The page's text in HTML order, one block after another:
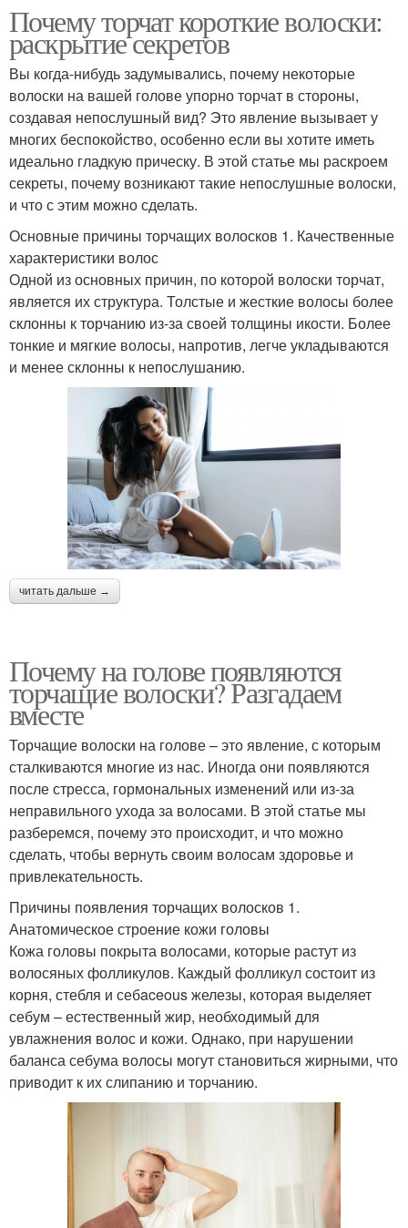
Почему торчат короткие волоски:
раскрытие секретов
Вы когда-нибудь задумывались, почему некоторые
волоски на вашей голове упорно торчат в стороны,
создавая непослушный вид? Это явление вызывает у
многих беспокойство, особенно если вы хотите иметь
идеально гладкую прическу. В этой статье мы раскроем
секреты, почему возникают такие непослушные волоски,
и что с этим можно сделать.
Основные причины торчащих волосков 1. Качественные
характеристики волос
Одной из основных причин, по которой волоски торчат,
является их структура. Толстые и жесткие волосы более
склонны к торчанию из-за своей толщины икости. Более
тонкие и мягкие волосы, напротив, легче укладываются
и менее склонны к непослушанию.
читать дальше →
Почему на голове появляются
торчащие волоски? Разгадаем
вместе
Торчащие волоски на голове – это явление, с которым
сталкиваются многие из нас. Иногда они появляются
после стресса, гормональных изменений или из-за
неправильного ухода за волосами. В этой статье мы
разберемся, почему это происходит, и что можно
сделать, чтобы вернуть своим волосам здоровье и
привлекательность.
Причины появления торчащих волосков 1.
Анатомическое строение кожи головы
Кожа головы покрыта волосами, которые растут из
волосяных фолликулов. Каждый фолликул состоит из
корня, стебля и себaceous железы, которая выделяет
себум – естественный жир, необходимый для
увлажнения волос и кожи. Однако, при нарушении
баланса себума волосы могут становиться жирными, что
приводит к их слипанию и торчанию.